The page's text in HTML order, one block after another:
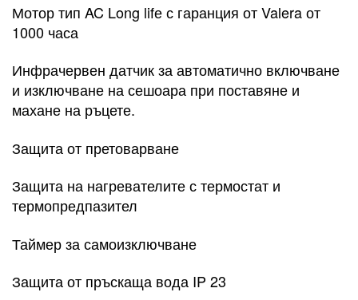
Мотор тип AC Long lifе с гаранция от Valera от
1000 часа
Инфрачервен датчик за автоматично включване
и изключване на сешоара при поставяне и
махане на ръцете.
Защита от претоварване
Защита на нагревателите с термостат и
термопредпазител
Таймер за самоизключване
Защита от пръскаща вода IP 23